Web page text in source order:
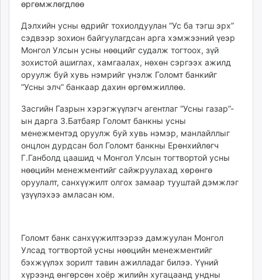
ikon.mn
mnb.mn
Livetv.mn
Eguur.mn
24tsag.mn
shuud.mn
ergelt.mn
zarig.mn
zuv.mn
mminfo.mn
ugluu.mn
urlag.mn
shudarga.mn
shuurhai.mn
unuudur.mn
Дэлхийн усны өдрийг тохиолдуулан “Ус ба тэгш эрх”
сэдвээр зохион байгуулагдсан арга хэмжээний үеэр
Монгол Улсын усны нөөцийг судалж тогтоох, зүй
зохистой ашиглах, хамгаалах, нөхөн сэргээх ажилд
оруулж буй хувь нэмрийг үнэлж Голомт банкийг
“Усны элч” банкаар дахин өргөмжиллөө.
Засгийн Газрын хэрэгжүүлэгч агентлаг “Усны газар”-
ын дарга З.Батбаяр Голомт банкны усны
менежментэд оруулж буй хувь нэмэр, манлайллыг
онцлон дурдсан бол Голомт банкны Ерөнхийлөгч
Г.Ганболд цаашид ч Монгол Улсын тогтвортой усны
нөөцийн менежментийг сайжруулахад хөрөнгө
оруулалт, санхүүжилт олгох замаар тууштай дэмжлэг
үзүүлэхээ амласан юм.
Голомт банк санхүүжилтээрээ дамжуулан Монгол
Улсад тогтвортой усны нөөцийн менежментийг
бэхжүүлэх зорилт тавин ажилладаг билээ. Үүний
хүрээнд өнгөрсөн хоёр жилийн хугацаанд ундны